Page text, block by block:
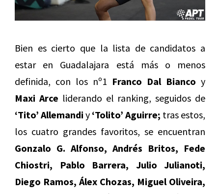
Bien es cierto que la lista de candidatos a
estar en Guadalajara está más o menos
definida, con los nº1 Franco Dal Bianco y
Maxi Arce liderando el ranking, seguidos de
‘Tito’ Allemandi y ‘Tolito’ Aguirre; tras estos,
los cuatro grandes favoritos, se encuentran
Gonzalo G. Alfonso, Andrés Britos, Fede
Chiostri, Pablo Barrera, Julio Julianoti,
Diego Ramos, Álex Chozas, Miguel Oliveira,